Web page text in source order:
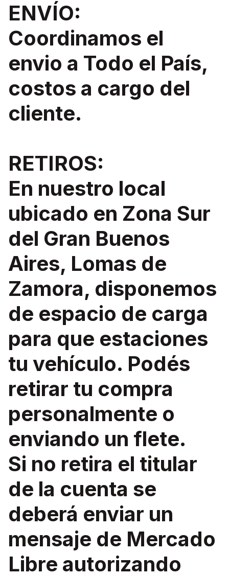
ENVÍO:
Coordinamos el
envio a Todo el País,
costos a cargo del
cliente.
RETIROS:
En nuestro local
ubicado en Zona Sur
del Gran Buenos
Aires, Lomas de
Zamora, disponemos
de espacio de carga
para que estaciones
tu vehículo. Podés
retirar tu compra
personalmente o
enviando un flete.
Si no retira el titular
de la cuenta se
deberá enviar un
mensaje de Mercado
Libre autorizando